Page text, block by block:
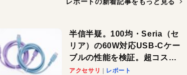
レポートの新着記事をもっと見る
半信半疑。100均・Seria（セ
リア）の60W対応USB-Cケー
ブルの性能を検証。超コスパ
の1本を発見か？
アクセサリ レポート